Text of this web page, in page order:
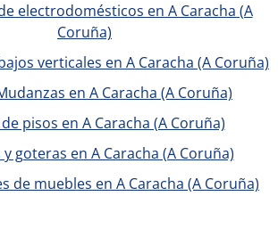
electrodomésticos en A Caracha (A
Coruña)
verticales en A Caracha (A Coruña)
en A Caracha (A Coruña)
pisos en A Caracha (A Coruña)
goteras en A Caracha (A Coruña)
de muebles en A Caracha (A Coruña)